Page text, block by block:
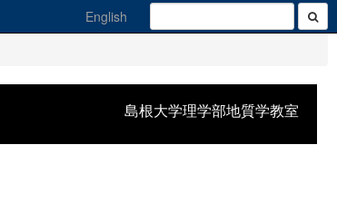
English
島根大学理学部地質学教室